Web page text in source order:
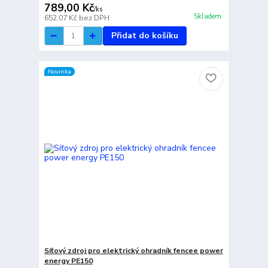
789,00 Kč/ks
652,07 Kč bez DPH Skladem
Přidat do košíku
Novinka
Síťový zdroj pro elektrický ohradník fencee power
energy PE150